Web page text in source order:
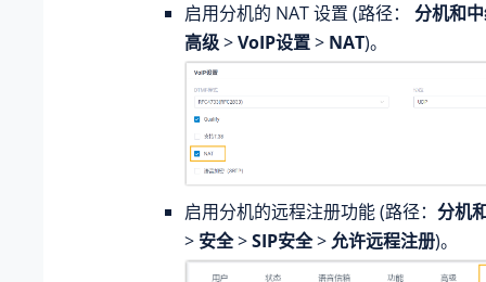
启用分机的 NAT 设置 (路径： 分机和
高级>VoIP设置> NAT)。
启用分机的远程注册功能 (路径： 分机
> 安全>SIP安全>允许远程注册)。